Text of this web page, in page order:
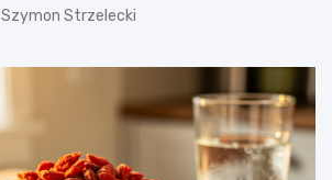
Szymon Strzelecki